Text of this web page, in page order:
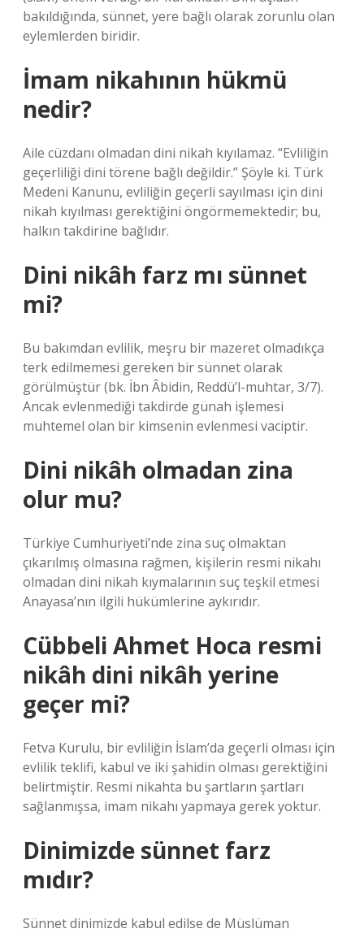
bakıldığında, sünnet, yere bağlı olarak zorunlu olan
eylemlerden biridir.
İmam nikahının hükmü
nedir?
Aile cüzdanı olmadan dini nikah kıyılamaz. “Evliliğin
geçerliliği dini törene bağlı değildir.” Şöyle ki. Türk
Medeni Kanunu, evliliğin geçerli sayılması için dini
nikah kıyılması gerektiğini öngörmemektedir; bu,
halkın takdirine bağlıdır.
Dini nikâh farz mı sünnet
mi?
Bu bakımdan evlilik, meşru bir mazeret olmadıkça
terk edilmemesi gereken bir sünnet olarak
görülmüştür (bk. İbn Âbidin, Reddü’l-muhtar, 3/7).
Ancak evlenmediği takdirde günah işlemesi
muhtemel olan bir kimsenin evlenmesi vaciptir.
Dini nikâh olmadan zina
olur mu?
Türkiye Cumhuriyeti’nde zina suç olmaktan
çıkarılmış olmasına rağmen, kişilerin resmi nikahı
olmadan dini nikah kıymalarının suç teşkil etmesi
Anayasa’nın ilgili hükümlerine aykırıdır.
Cübbeli Ahmet Hoca resmi
nikâh dini nikâh yerine
geçer mi?
Fetva Kurulu, bir evliliğin İslam’da geçerli olması için
evlilik teklifi, kabul ve iki şahidin olması gerektiğini
belirtmiştir. Resmi nikahta bu şartların şartları
sağlanmışsa, imam nikahı yapmaya gerek yoktur.
Dinimizde sünnet farz
mıdır?
Sünnet dinimizde kabul edilse de Müslüman